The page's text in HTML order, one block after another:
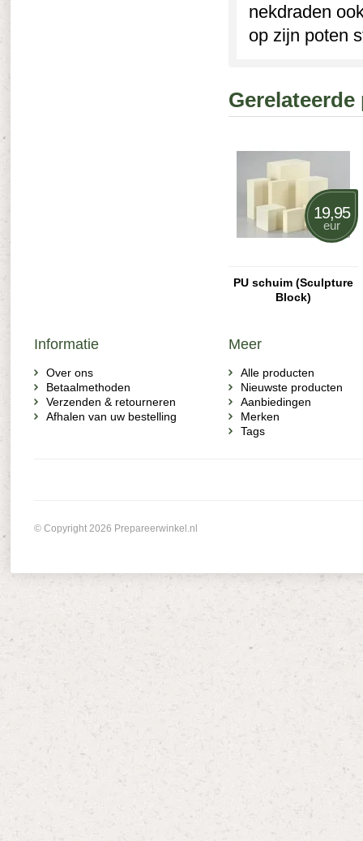
nekdraden
op zijn poten
19,95
eur
PU schuim (Sculpture
Block)
Informatie
Over ons
Betaalmethoden
Verzenden & retourneren
Afhalen van uw bestelling
Meer
Alle producten
Nieuwste producten
Aanbiedingen
Merken
Tags
© Copyright 2026 Prepareerwinkel.nl